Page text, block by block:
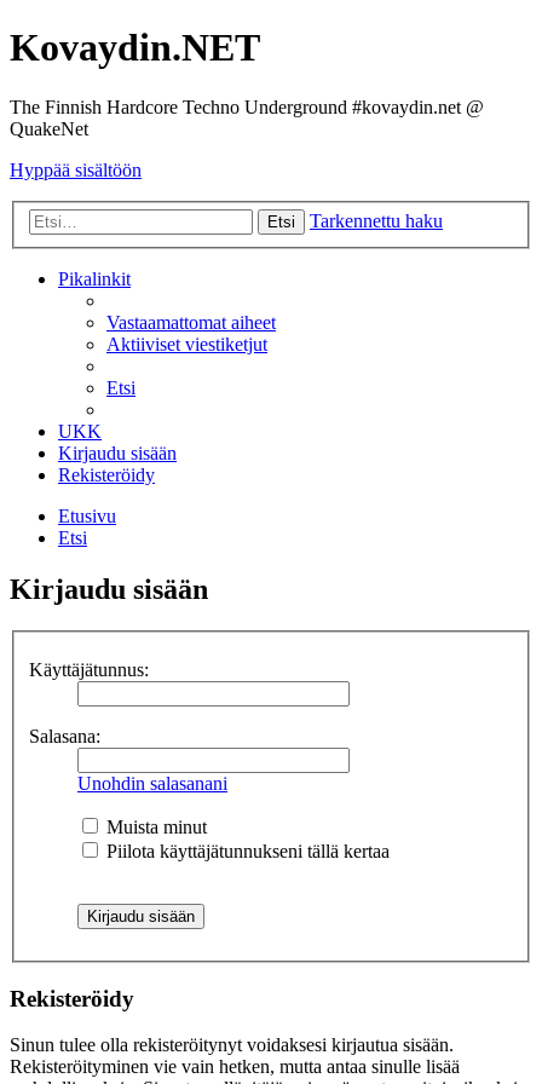
Kovaydin.NET
The Finnish Hardcore Techno Underground #kovaydin.net @
QuakeNet
Hyppää sisältöön
Etsi Tarkennettu haku
Pikalinkit
Vastaamattomat aiheet
Aktiiviset viestiketjut
Etsi
UKK
Kirjaudu sisään
Rekisteröidy
Etusivu
Etsi
Kirjaudu sisään
Käyttäjätunnus:
Salasana:
Unohdin salasanani
Muista minut
Piilota käyttäjätunnukseni tällä kertaa
Rekisteröidy
Sinun tulee olla rekisteröitynyt voidaksesi kirjautua sisään.
Rekisteröityminen vie vain hetken, mutta antaa sinulle lisää